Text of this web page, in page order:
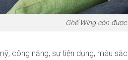
Ghế Wing còn
công năng, sự tiện dụng, màu